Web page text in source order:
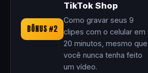
BÔNUS #2
TikTok Shop
Como gravar seus 9
clipes com o celular em
20 minutos, mesmo que
você nunca tenha feito
um vídeo.